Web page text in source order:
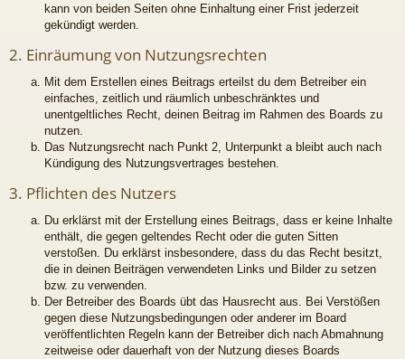
kann von beiden Seiten ohne Einhaltung einer Frist jederzeit
gekündigt werden.
2. Einräumung von Nutzungsrechten
Mit dem Erstellen eines Beitrags erteilst du dem Betreiber ein
einfaches, zeitlich und räumlich unbeschränktes und
unentgeltliches Recht, deinen Beitrag im Rahmen des Boards zu
nutzen.
Das Nutzungsrecht nach Punkt 2, Unterpunkt a bleibt auch nach
Kündigung des Nutzungsvertrages bestehen.
3. Pflichten des Nutzers
Du erklärst mit der Erstellung eines Beitrags, dass er keine Inhalte
enthält, die gegen geltendes Recht oder die guten Sitten
verstoßen. Du erklärst insbesondere, dass du das Recht besitzt,
die in deinen Beiträgen verwendeten Links und Bilder zu setzen
bzw. zu verwenden.
Der Betreiber des Boards übt das Hausrecht aus. Bei Verstößen
gegen diese Nutzungsbedingungen oder anderer im Board
veröffentlichten Regeln kann der Betreiber dich nach Abmahnung
zeitweise oder dauerhaft von der Nutzung dieses Boards